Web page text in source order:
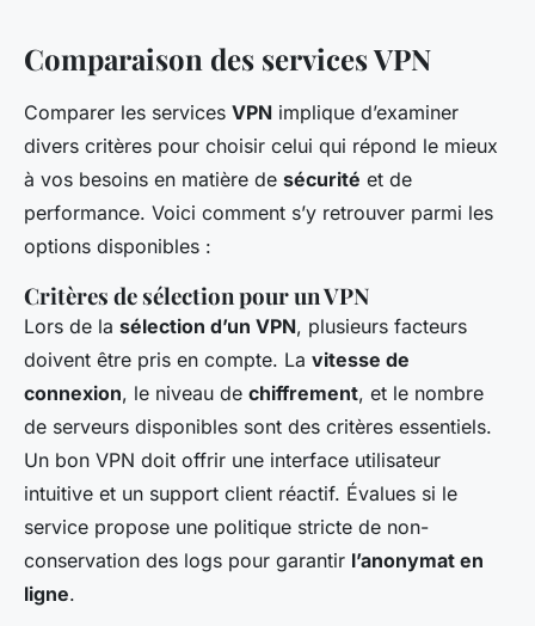
Comparaison des services VPN
Comparer les services VPN implique d’examiner
divers critères pour choisir celui qui répond le mieux
à vos besoins en matière de sécurité et de
performance. Voici comment s’y retrouver parmi les
options disponibles :
Critères de sélection pour un VPN
Lors de la sélection d’un VPN, plusieurs facteurs
doivent être pris en compte. La vitesse de
connexion, le niveau de chiffrement, et le nombre
de serveurs disponibles sont des critères essentiels.
Un bon VPN doit offrir une interface utilisateur
intuitive et un support client réactif. Évalues si le
service propose une politique stricte de non-
conservation des logs pour garantir l’anonymat en
ligne.